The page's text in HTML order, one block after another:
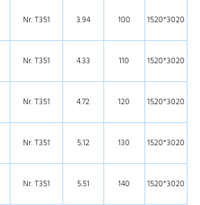
Nr. T351 3.94 100 1520*3020
Nr. T351 4.33 110 1520*3020
Nr. T351 4.72 120 1520*3020
Nr. T351 5.12 130 1520*3020
Nr. T351 5.51 140 1520*3020